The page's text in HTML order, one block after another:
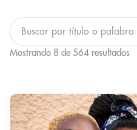
Buscar en esta lista
Mostrando 8 de 564 resultados